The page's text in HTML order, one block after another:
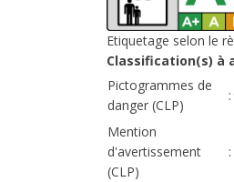
Etiquetage selon le
Classification(s) à
Pictogrammes de
danger (CLP)
:
Mention
d'avertissement
(CLP)
: